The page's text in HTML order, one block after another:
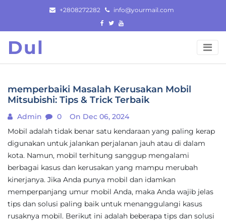
content
+2808272282 info@yourmail.com
Dul
memperbaiki Masalah Kerusakan Mobil
Mitsubishi: Tips & Trick Terbaik
Admin 0
On Dec 06, 2024
Mobil adalah tidak benar satu kendaraan yang paling kerap
digunakan untuk jalankan perjalanan jauh atau di dalam
kota. Namun, mobil terhitung sanggup mengalami
berbagai kasus dan kerusakan yang mampu merubah
kinerjanya. Jika Anda punya mobil dan idamkan
memperpanjang umur mobil Anda, maka Anda wajib jelas
tips dan solusi paling baik untuk menanggulangi kasus
rusaknya mobil. Berikut ini adalah beberapa tips dan solusi